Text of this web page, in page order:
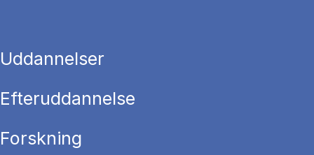
Uddannelser
Efteruddannelse
Forskning